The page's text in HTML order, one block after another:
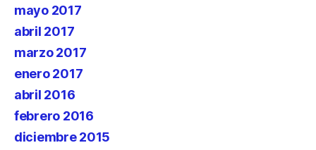
mayo 2017
abril 2017
marzo 2017
enero 2017
abril 2016
febrero 2016
diciembre 2015